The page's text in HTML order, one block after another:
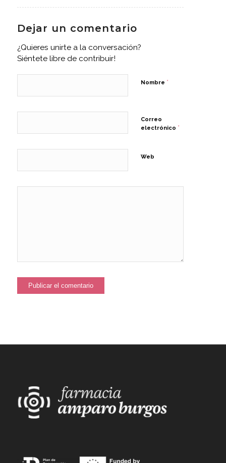
Dejar un comentario
¿Quieres unirte a la conversación?
Siéntete libre de contribuir!
Nombre *
Correo
electrónico *
Web